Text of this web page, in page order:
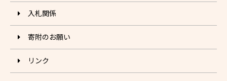
入札関係
寄附のお願い
リンク